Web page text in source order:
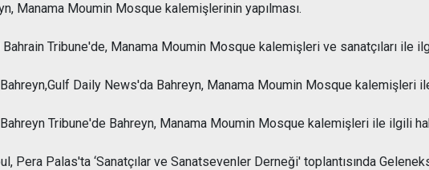
Manama Moumin Mosque kalemişlerinin yapılması.
Tribune'de, Manama Moumin Mosque kalemişleri ve sanatçıları ile
Daily News'da Bahreyn, Manama Moumin Mosque kalemişleri
Tribune'de Bahreyn, Manama Moumin Mosque kalemişleri ile ilgili
Pera Palas'ta ‘Sanatçılar ve Sanatsevenler Derneği' toplantısında